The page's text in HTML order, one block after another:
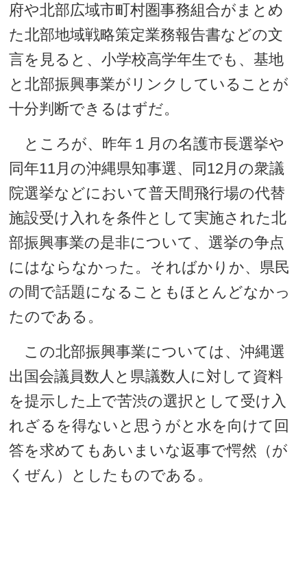
府や北部広域市町村圏事務組合がまとめ
た北部地域戦略策定業務報告書などの文
言を見ると、小学校高学年生でも、基地
と北部振興事業がリンクしていることが
十分判断できるはずだ。
ところが、昨年１月の名護市長選挙や
同年11月の沖縄県知事選、同12月の衆議
院選挙などにおいて普天間飛行場の代替
施設受け入れを条件として実施された北
部振興事業の是非について、選挙の争点
にはならなかった。そればかりか、県民
の間で話題になることもほとんどなかっ
たのである。
この北部振興事業については、沖縄選
出国会議員数人と県議数人に対して資料
を提示した上で苦渋の選択として受け入
れざるを得ないと思うがと水を向けて回
答を求めてもあいまいな返事で愕然（が
くぜん）としたものである。